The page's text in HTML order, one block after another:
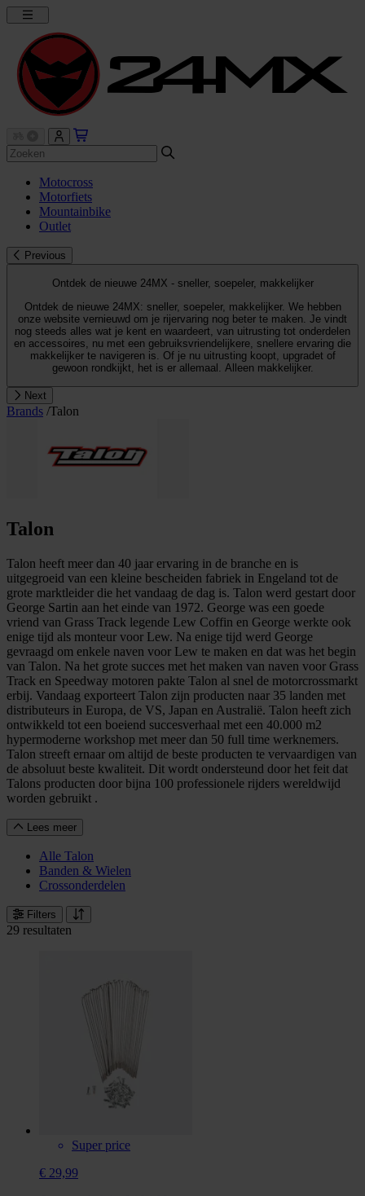
Motocross
Motorfiets
Mountainbike
Outlet
Previous
Ontdek de nieuwe 24MX - sneller, soepeler, makkelijker
Ontdek de nieuwe 24MX: sneller, soepeler, makkelijker. We hebben
onze website vernieuwd om je rijervaring nog beter te maken. Je vindt
nog steeds alles wat je kent en waardeert, van uitrusting tot onderdelen
en accessoires, nu met een gebruiksvriendelijkere, snellere ervaring die
makkelijker te navigeren is. Of je nu uitrusting koopt, upgradet of
gewoon rondkijkt, het is er allemaal. Alleen makkelijker.
Next
Brands /Talon
Talon
Talon heeft meer dan 40 jaar ervaring in de branche en is
uitgegroeid van een kleine bescheiden fabriek in Engeland tot de
grote marktleider die het vandaag de dag is. Talon werd gestart door
George Sartin aan het einde van 1972. George was een goede
vriend van Grass Track legende Lew Coffin en George werkte ook
enige tijd als monteur voor Lew. Na enige tijd werd George
gevraagd om enkele naven voor Lew te maken en dat was het begin
van Talon. Na het grote succes met het maken van naven voor Grass
Track en Speedway motoren pakte Talon al snel de motorcrossmarkt
erbij. Vandaag exporteert Talon zijn producten naar 35 landen met
distributeurs in Europa, de VS, Japan en Australië. Talon heeft zich
ontwikkeld tot een boeiend succesverhaal met een 40.000 m2
hypermoderne workshop met meer dan 50 full time werknemers.
Talon streeft ernaar om altijd de beste producten te vervaardigen van
de absoluut beste kwaliteit. Dit wordt ondersteund door het feit dat
Talons producten door bijna 100 professionele rijders wereldwijd
worden gebruikt .
Lees meer
Alle Talon
Banden & Wielen
Crossonderdelen
Filters
29 resultaten
Super price
€ 29,99